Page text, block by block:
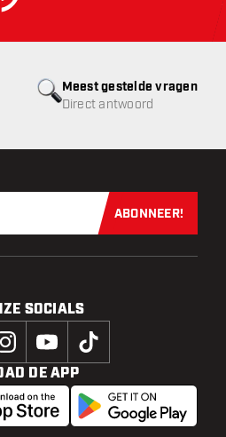
Meest gestelde vragen
Direct antwoord
niet beschikbaar
Schrijf je
ABONNEER!
SOCIALS
DE APP